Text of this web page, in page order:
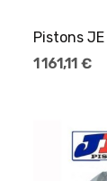
1 161,11 €